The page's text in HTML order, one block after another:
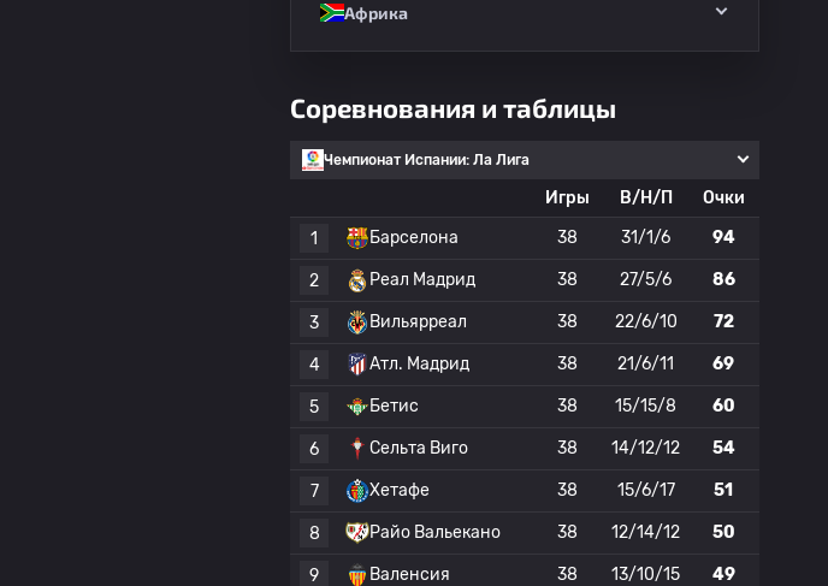
Африка
Соревнования и таблицы
Чемпионат Испании: Ла Лига
Игры В/Н/П
Очки
1
Барселона 38 31/1/6 94
2 Реал Мадрид 38 27/5/6 86
3 Вильярреал 38 22/6/10 72
4 Атл. Мадрид 38 21/6/11 69
5 Бетис 38 15/15/8 60
6 Сельта Виго 38 14/12/12 54
7 Хетафе 38 15/6/17 51
8 Райо Вальекано 38 12/14/12 50
9 Валенсия 38 13/10/15 49